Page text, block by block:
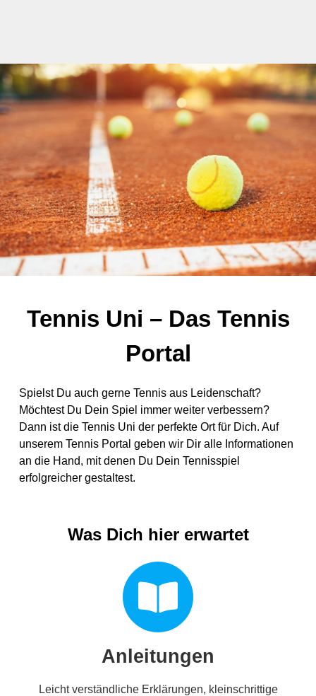
Tennis Uni – Das Tennis
Portal
Spielst Du auch gerne Tennis aus Leidenschaft?
Möchtest Du Dein Spiel immer weiter verbessern?
Dann ist die Tennis Uni der perfekte Ort für Dich. Auf
unserem Tennis Portal geben wir Dir alle Informationen
an die Hand, mit denen Du Dein Tennisspiel
erfolgreicher gestaltest.
Was Dich hier erwartet
Anleitungen
Leicht verständliche Erklärungen, kleinschrittige